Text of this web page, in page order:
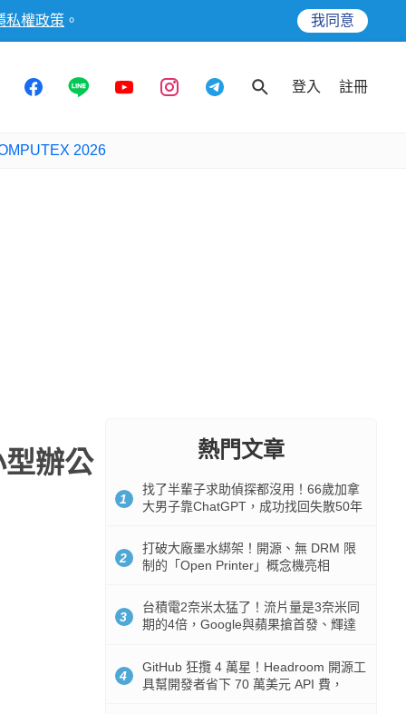
私權政策 。 我同意
登入 註冊
2026
辦公
熱門文章
1
找了半輩子求助偵探都沒用！66歲加拿
大男子靠ChatGPT，成功找回失散50年
2
打破大廠墨水綁架！開源、無 DRM 限
制的「Open Printer」概念機亮相
3
台積電2奈米太猛了！流片量是3奈米同
期的4倍，Google與蘋果搶首發、輝達
4
GitHub 狂攬 4 萬星！Headroom 開源工
具幫開發者省下 70 萬美元 API 費，